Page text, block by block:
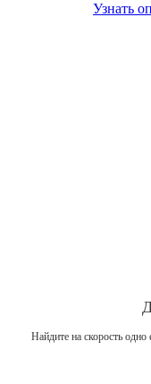
Узнать
Найдите на скорость